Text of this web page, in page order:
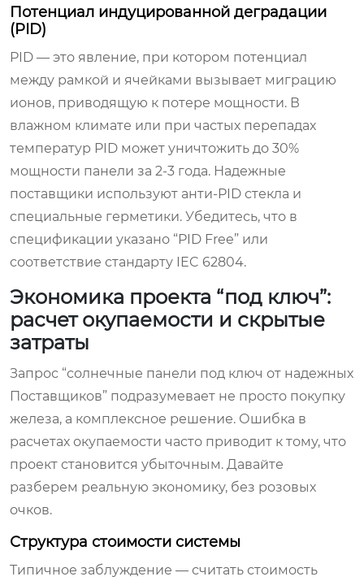
Потенциал индуцированной деградации
(PID)
PID — это явление, при котором потенциал
между рамкой и ячейками вызывает миграцию
ионов, приводящую к потере мощности. В
влажном климате или при частых перепадах
температур PID может уничтожить до 30%
мощности панели за 2-3 года. Надежные
поставщики используют анти-PID стекла и
специальные герметики. Убедитесь, что в
спецификации указано “PID Free” или
соответствие стандарту IEC 62804.
Экономика проекта “под ключ”:
расчет окупаемости и скрытые
затраты
Запрос “солнечные панели под ключ от надежных
Поставщиков” подразумевает не просто покупку
железа, а комплексное решение. Ошибка в
расчетах окупаемости часто приводит к тому, что
проект становится убыточным. Давайте
разберем реальную экономику, без розовых
очков.
Структура стоимости системы
Типичное заблуждение — считать стоимость